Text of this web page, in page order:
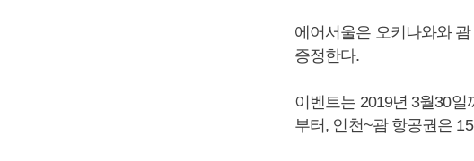
에어서울은 오키나와와
증정한다.
이벤트는 2019년 3월30
부터, 인천~괌 항공권은